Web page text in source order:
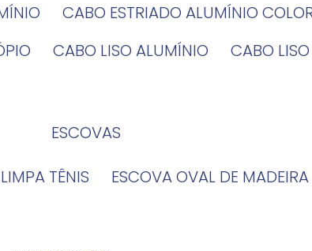
CABO ESTRIADO ALUMÍNIO
CABO LISO ALUMÍNIO
CABO
ESCOVAS
TÊNIS ESCOVA OVAL DE MADEIRA